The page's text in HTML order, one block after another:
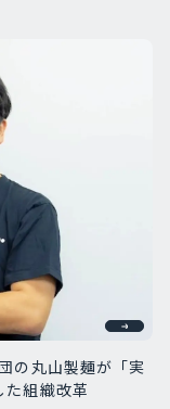
の丸山製麺が「実
組織改革